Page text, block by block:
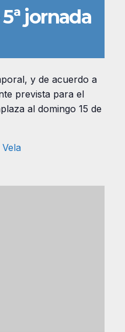
jornada
y de acuerdo a
prevista para el
al domingo 15 de